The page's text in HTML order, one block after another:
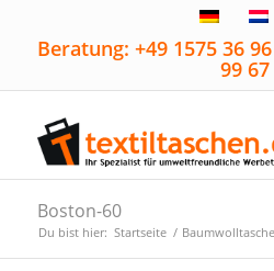
Beratung: +49 1575 36
99 67
Boston-60
Du bist hier: Startseite /